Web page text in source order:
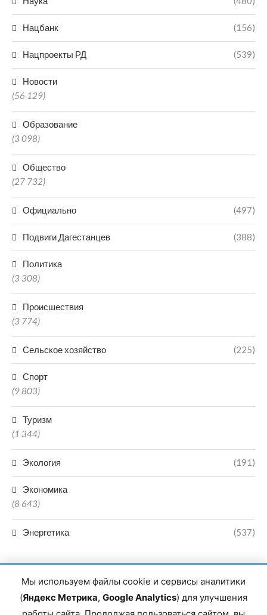
Нацбанк (156)
Нацпроекты РД (539)
Новости
(56 129)
Образование
(3 098)
Общество
(27 732)
Официально (497)
Подвиги Дагестанцев (388)
Политика
(3 308)
Происшествия
(3 774)
Сельское хозяйство (225)
Спорт
(9 803)
Туризм
(1 344)
Экология (191)
Экономика
(8 643)
Энергетика (537)
Мы используем файлы cookie и сервисы аналитики
(Яндекс Метрика, Google Analytics) для улучшения